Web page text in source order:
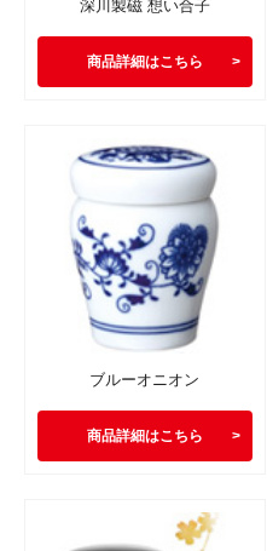
深川製磁 想い合子
商品詳細はこちら
ブルーオニオン
商品詳細はこちら